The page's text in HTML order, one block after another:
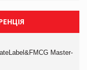
Master-